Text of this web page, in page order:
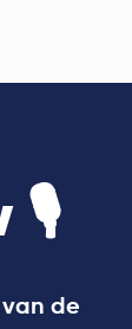
🎙
de